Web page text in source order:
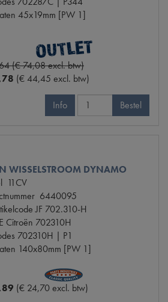
45x19mm [PW 1]
(€ 74,08 excl. btw)
(€ 44,45 excl. btw)
Info Bestel
WISSELSTROOM DYNAMO
11CV
6440095
JF 702.310-H
Citroën 702310H
702310H | P1
140x80mm [PW 1]
(€ 24,70 excl. btw)